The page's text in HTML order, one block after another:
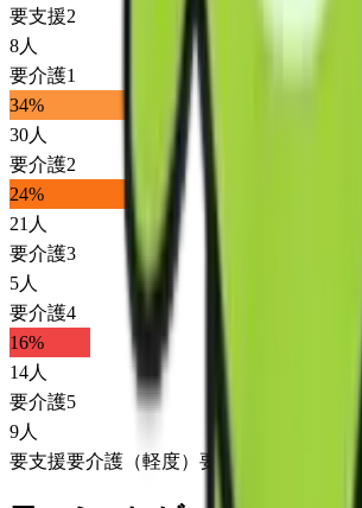
要支援2
8人
要介護1
34%
30人
要介護2
24%
21 人
要介護3
5人
要介護4
16%
14人
要介護5
9人
要支援要介護（軽度） 要介護（重度）